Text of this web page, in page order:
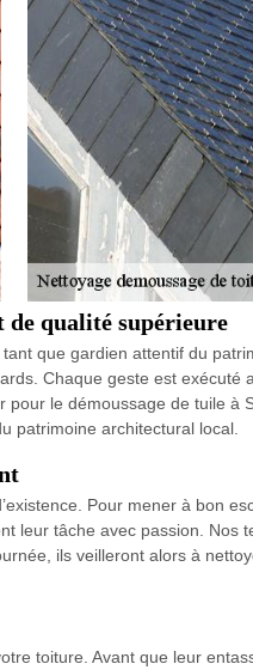
de qualité supérieure
que gardien attentif du
Chaque geste est
le démoussage de tuile à
patrimoine architectural local.
Pour mener à bon
leur tâche avec passion.
ils veilleront alors à
toiture. Avant que leur